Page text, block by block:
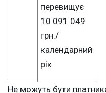
перевищує
10 091 049
грн./
календарний
рік
Не можуть бути